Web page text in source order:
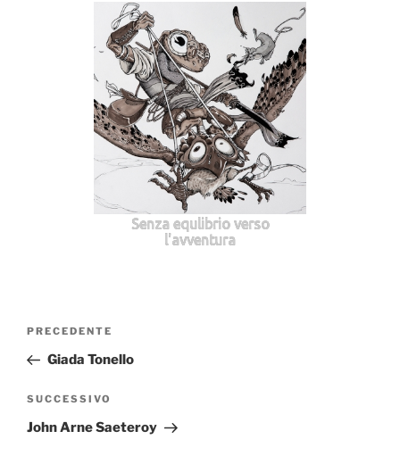
Senza equlibrio verso
l'avventura
Navigazione
Articolo
precedente:
PRECEDENTE
Giada Tonello
Articolo
successivo
SUCCESSIVO
John Arne Saeteroy